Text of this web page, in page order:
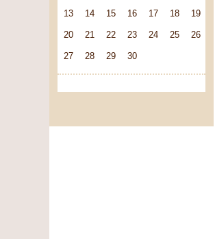
13 14 15 16 17 18 19
20 21 22 23 24 25 26
27 28 29 30